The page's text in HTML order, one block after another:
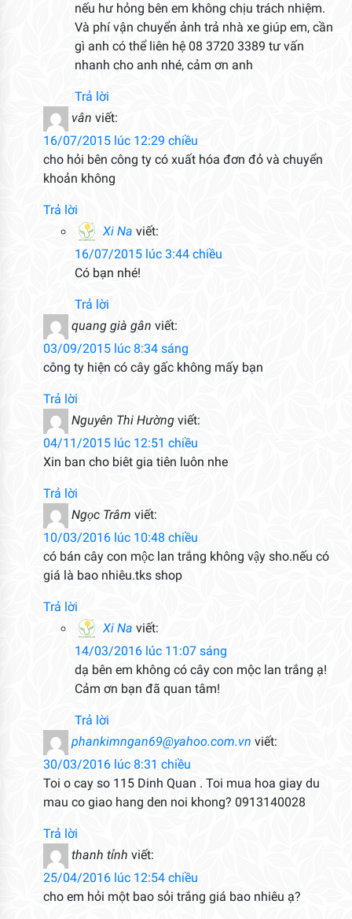
nếu hư hỏng bên em không chịu trách nhiệm.
Và phí vận chuyển ảnh trả nhà xe giúp em, cần
gì anh có thể liên hệ 08 3720 3389 tư vấn
nhanh cho anh nhé, cảm ơn anh
Trả lời
vân viết:
16/07/2015 lúc 12:29 chiều
cho hỏi bên công ty có xuất hóa đơn đỏ và chuyển
khoản không
Trả lời
Xi Na viết:
16/07/2015 lúc 3:44 chiều
Có bạn nhé!
Trả lời
quang già gân viết:
03/09/2015 lúc 8:34 sáng
công ty hiện có cây gấc không mấy bạn
Trả lời
Nguyên Thi Hường viết:
04/11/2015 lúc 12:51 chiều
Xin ban cho biêt gia tiên luôn nhe
Trả lời
Ngọc Trâm viết:
10/03/2016 lúc 10:48 chiều
có bán cây con mộc lan trắng không vậy sho.nếu có
giá là bao nhiêu.tks shop
Trả lời
Xi Na viết:
14/03/2016 lúc 11:07 sáng
dạ bên em không có cây con mộc lan trắng ạ!
Cảm ơn bạn đã quan tâm!
Trả lời
phankimngan69@yahoo.com.vn viết:
30/03/2016 lúc 8:31 chiều
Toi o cay so 115 Dinh Quan . Toi mua hoa giay du
mau co giao hang den noi khong? 0913140028
Trả lời
thanh tỉnh viết:
25/04/2016 lúc 12:54 chiều
cho em hỏi một bao sỏi trắng giá bao nhiêu ạ?